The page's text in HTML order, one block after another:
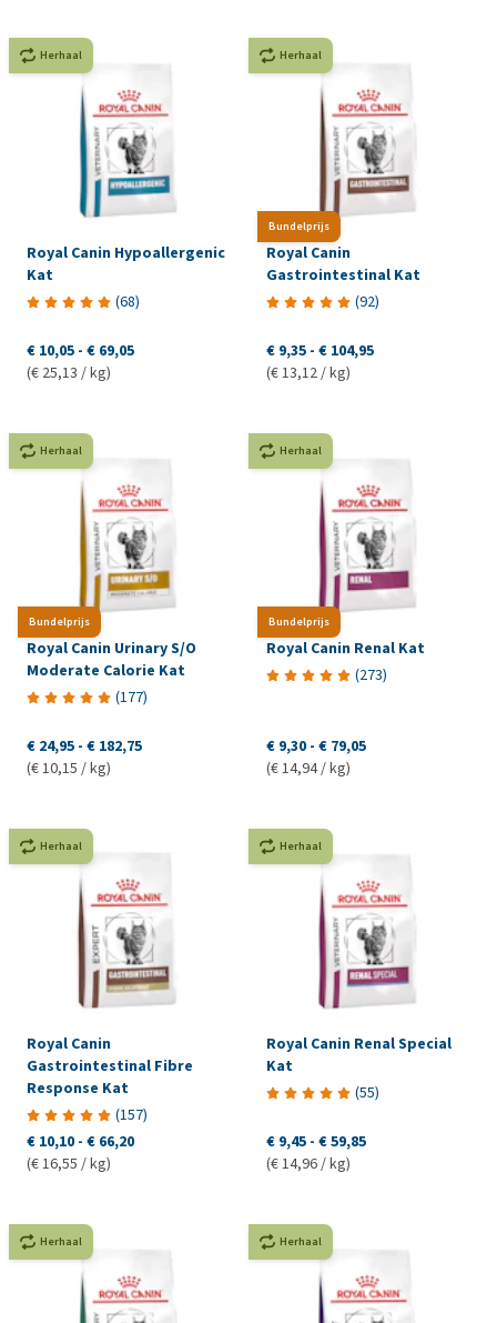
Herhaal
Royal Canin Hypoallergenic
Kat
(68)
€ 10,05 - € 69,05
(€ 25,13 / kg)
Bundelprijs
Herhaal
Royal Canin
Gastrointestinal Kat
(92)
€ 9,35 - € 104,95
(€ 13,12 / kg)
Bundelprijs
Herhaal
Royal Canin Urinary S/O
Moderate Calorie Kat
(177)
€ 24,95 - € 182,75
(€ 10,15 / kg)
Bundelprijs
Herhaal
Royal Canin Renal Kat
(273)
€ 9,30 - € 79,05
(€ 14,94 / kg)
Herhaal
Royal Canin
Gastrointestinal Fibre
Response Kat
(157)
€ 10,10 - € 66,20
(€ 16,55 / kg)
Herhaal
Royal Canin Renal Special
Kat
(55)
€ 9,45 - € 59,85
(€ 14,96 / kg)
Herhaal Herhaal